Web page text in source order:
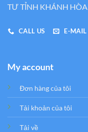
TƯ TỈNH KHÁNH HÒA
CALL US E-MAIL
My account
Đơn hàng của tôi
Tải khoản của tôi
Tải về